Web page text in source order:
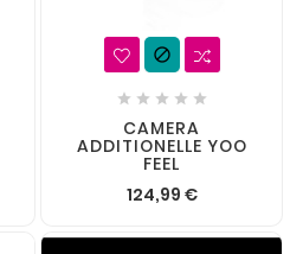

    
CAMERA
ADDITIONELLE YOO
FEEL
124,99 €